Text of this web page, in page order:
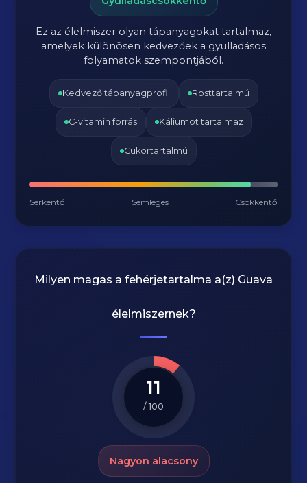
Ez az élelmiszer olyan tápanyagokat tartalmaz,
amelyek különösen kedvezőek a gyulladásos
folyamatok szempontjából.
Kedvező tápanyagprofil Rosttartalmú
C-vitamin forrás Káliumot tartalmaz
Cukortartalmú
Serkentő Semleges Csökkentő
Milyen magas a fehérjetartalma a(z) Guava
élelmiszernek?
11
/ 100
Nagyon alacsony